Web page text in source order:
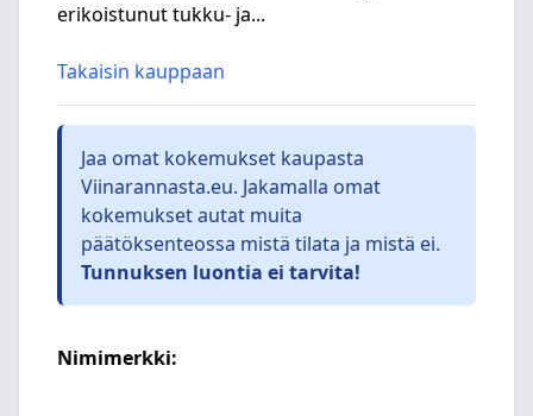
erikoistunut tukku- ja...
Takaisin kauppaan
Jaa omat kokemukset kaupasta
Viinarannasta.eu. Jakamalla omat
kokemukset autat muita
päätöksenteossa mistä tilata ja mistä ei.
Tunnuksen luontia ei tarvita!
Nimimerkki: